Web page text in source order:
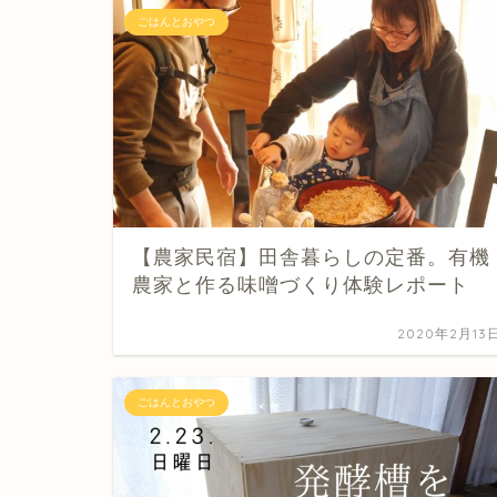
ごはんとおやつ
【農家民宿】田舎暮らしの定番。有機
農家と作る味噌づくり体験レポート
2020年2月13
ごはんとおやつ